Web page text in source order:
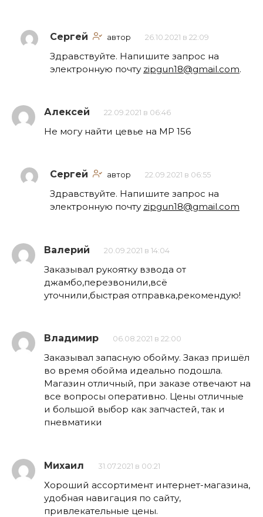
Сергей автор 26.10.2021 в 22:09
Здравствуйте. Напишите запрос на
электронную почту zipgun18@gmail.com.
Алексей 22.09.2021 в 06:46
Не могу найти цевье на МР 156
Сергей автор 22.09.2021 в 06:55
Здравствуйте. Напишите запрос на
электронную почту zipgun18@gmail.com
Валерий 20.09.2021 в 14:04
Заказывал рукоятку взвода от
джамбо,перезвонили,всё
уточнили,быстрая отправка,рекомендую!
Владимир 06.08.2021 в 22:00
Заказывал запасную обойму. Заказ пришёл
во время обойма идеально подошла.
Магазин отличный, при заказе отвечают на
все вопросы оперативно. Цены отличные
и большой выбор как запчастей, так и
пневматики
Михаил 31.07.2021 в 00:21
Хороший ассортимент интернет-магазина,
удобная навигация по сайту,
привлекательные цены.